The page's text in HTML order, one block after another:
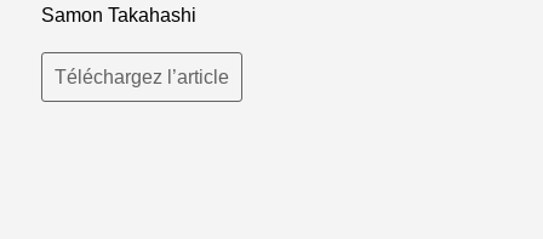
Samon Takahashi
Téléchargez l’article